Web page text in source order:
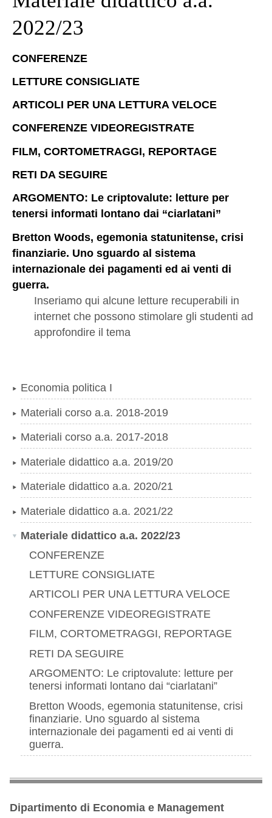
2022/23
CONFERENZE
LETTURE CONSIGLIATE
ARTICOLI PER UNA LETTURA VELOCE
CONFERENZE VIDEOREGISTRATE
FILM, CORTOMETRAGGI, REPORTAGE
RETI DA SEGUIRE
ARGOMENTO: Le criptovalute: letture per
tenersi informati lontano dai “ciarlatani”
Bretton Woods, egemonia statunitense, crisi
finanziarie. Uno sguardo al sistema
internazionale dei pagamenti ed ai venti di
guerra.
Inseriamo qui alcune letture recuperabili in
internet che possono stimolare gli studenti ad
approfondire il tema
Economia politica I
Materiali corso a.a. 2018-2019
Materiali corso a.a. 2017-2018
Materiale didattico a.a. 2019/20
Materiale didattico a.a. 2020/21
Materiale didattico a.a. 2021/22
Materiale didattico a.a. 2022/23
CONFERENZE
LETTURE CONSIGLIATE
ARTICOLI PER UNA LETTURA VELOCE
CONFERENZE VIDEOREGISTRATE
FILM, CORTOMETRAGGI, REPORTAGE
RETI DA SEGUIRE
ARGOMENTO: Le criptovalute: letture per
tenersi informati lontano dai “ciarlatani”
Bretton Woods, egemonia statunitense, crisi
finanziarie. Uno sguardo al sistema
internazionale dei pagamenti ed ai venti di
guerra.
Dipartimento di Economia e Management